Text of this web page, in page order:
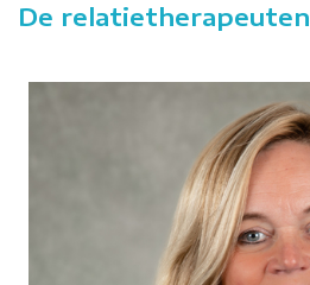
De relatietherapeuten